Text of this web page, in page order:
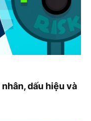
dấu hiệu và